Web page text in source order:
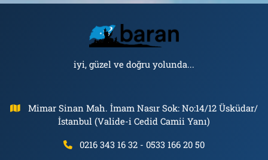
iyi, güzel ve doğru yolunda...
Mimar Sinan Mah. İmam Nasır Sok: No:14/12 Üsküdar/
İstanbul (Valide-i Cedid Camii Yanı)
0216 343 16 32 - 0533 166 20 50